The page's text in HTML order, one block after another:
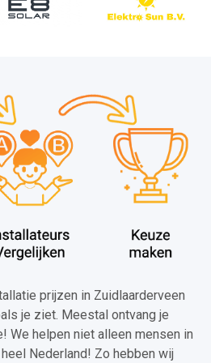
prijzen in Zuidlaarderveen
je ziet. Meestal ontvang je
We helpen niet alleen mensen in
Nederland! Zo hebben wij